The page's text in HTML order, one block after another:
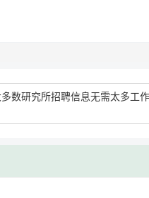
数研究所招聘信息无需太多工